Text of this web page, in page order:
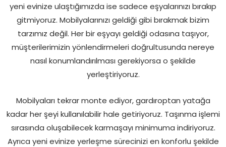
yeni evinize ulaştığımızda ise sadece eşyalarınızı bırakıp
gitmiyoruz. Mobilyalarınızı geldiği gibi bırakmak bizim
tarzımız değil. Her bir eşyayı geldiği odasına taşıyor,
müşterilerimizin yönlendirmeleri doğrultusunda nereye
nasıl konumlandırılması gerekiyorsa o şekilde
yerleştiriyoruz.
Mobilyaları tekrar monte ediyor, gardıroptan yatağa
kadar her şeyi kullanılabilir hale getiriyoruz. Taşınma işlemi
sırasında oluşabilecek karmaşayı minimuma indiriyoruz.
Ayrıca yeni evinize yerleşme sürecinizi en konforlu şekilde